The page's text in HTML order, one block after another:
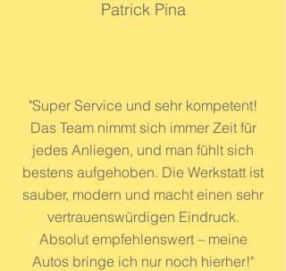
Patrick Pina
"Super Service und sehr kompetent!
Das Team nimmt sich immer Zeit für
jedes Anliegen, und man fühlt sich
bestens aufgehoben. Die Werkstatt ist
sauber, modern und macht einen sehr
vertrauenswürdigen Eindruck.
Absolut empfehlenswert – meine
Autos bringe ich nur noch hierher!"